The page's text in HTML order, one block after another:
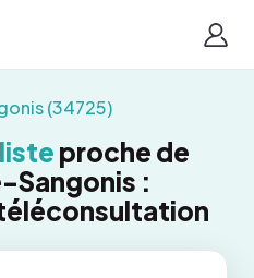
(34725)
proche de
: